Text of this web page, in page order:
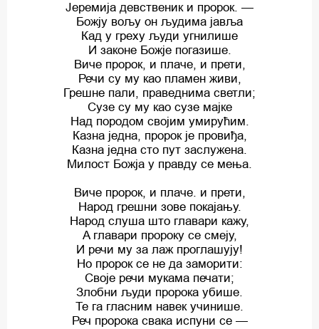
Јеремија девственик и пророк. —
Божју вољу он људима јавља
Кад у греху људи угнилише
И законе Божје погазише.
Виче пророк, и плаче, и прети,
Речи су му као пламен живи,
Грешне пали, праведнима светли;
Сузе су му као сузе мајке
Над породом својим умирућим.
Казна једна, пророк је провиђа,
Казна једна сто пут заслужена.
Милост Божја у правду сe мења.
Виче пророк, и плаче. и прети,
Народ грешни зове покајању.
Народ слуша што главари кажу,
A главари пророку се смеју,
И речи му за лаж проглашују!
Но пророк се не да заморити:
Своје речи мукама печати;
Злобни људи пророка убише.
Те га гласним навек учинише.
Реч пророка свака испуни се —